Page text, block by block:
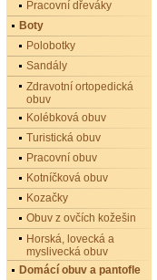
Pracovní dřeváky
Boty
Polobotky
Sandály
Zdravotní ortopedická
obuv
Kolébková obuv
Turistická obuv
Pracovní obuv
Kotníčková obuv
Kozačky
Obuv z ovčích kožešin
Horská, lovecká a
myslivecká obuv
Domácí obuv a pantofle